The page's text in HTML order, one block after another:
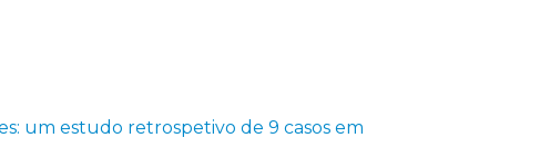
um estudo retrospetivo de 9 casos em